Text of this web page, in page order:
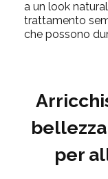
a un look
trattamento
che possono
per